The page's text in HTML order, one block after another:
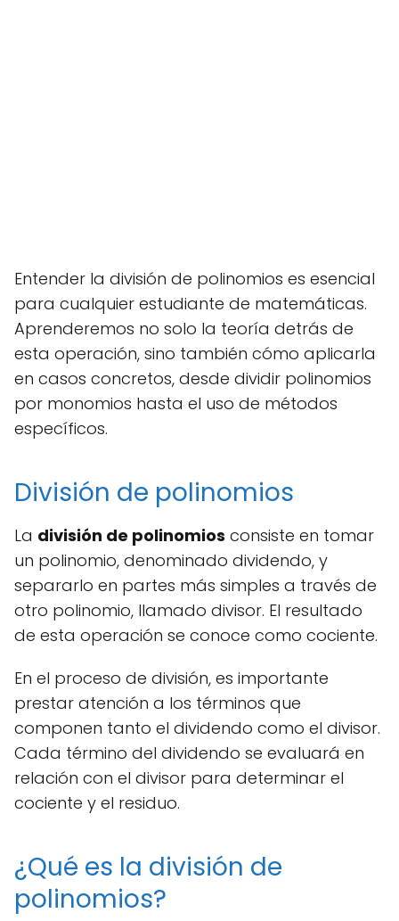
Entender la división de polinomios es esencial
para cualquier estudiante de matemáticas.
Aprenderemos no solo la teoría detrás de
esta operación, sino también cómo aplicarla
en casos concretos, desde dividir polinomios
por monomios hasta el uso de métodos
específicos.
División de polinomios
La división de polinomios consiste en tomar
un polinomio, denominado dividendo, y
separarlo en partes más simples a través de
otro polinomio, llamado divisor. El resultado
de esta operación se conoce como cociente.
En el proceso de división, es importante
prestar atención a los términos que
componen tanto el dividendo como el divisor.
Cada término del dividendo se evaluará en
relación con el divisor para determinar el
cociente y el residuo.
¿Qué es la división de
polinomios?